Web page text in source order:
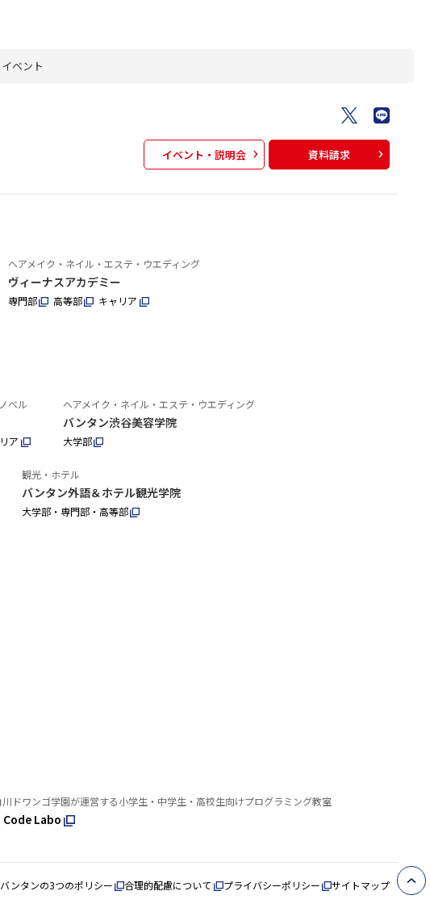
イベント
イベント・説明会 資料請求
ヘアメイク・ネイル・エステ・ウエディング
ヴィーナスアカデミー
専門部 高等部 キャリア
ベル
ア
ヘアメイク・ネイル・エステ・ウエディング
バンタン渋谷美容学院
大学部
観光・ホテル
バンタン外語＆ホテル観光学院
大学部・専門部・高等部
川ドワンゴ学園が運営する小学生・中学生・高校生向けプログラミング教室
Code Labo
バンタンの3つのポリシー 合理的配慮について プライバシーポリシー サイトマップ